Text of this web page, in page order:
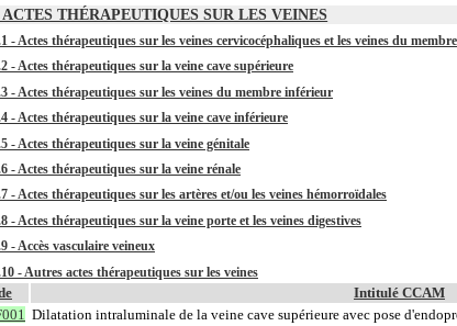
ACTES THÉRAPEUTIQUES SUR LES VEINES
- Actes thérapeutiques sur les veines cervicocéphaliques et les veines du
- Actes thérapeutiques sur la veine cave supérieure
- Actes thérapeutiques sur les veines du membre inférieur
- Actes thérapeutiques sur la veine cave inférieure
- Actes thérapeutiques sur la veine génitale
- Actes thérapeutiques sur la veine rénale
- Actes thérapeutiques sur les artères et/ou les veines hémorroïdales
- Actes thérapeutiques sur la veine porte et les veines digestives
- Accès vasculaire veineux
- Autres actes thérapeutiques sur les veines
Intitulé CCAM
Dilatation intraluminale de la veine cave supérieure avec pose